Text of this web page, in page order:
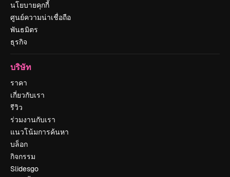
นโยบายคุกกี้
ศูนย์ความน่าเชื่อถือ
พันธมิตร
ธุรกิจ
บริษัท
ราคา
เกี่ยวกับเรา
รีวิว
ร่วมงานกับเรา
แนวโน้มการค้นหา
บล็อก
กิจกรรม
Slidesgo